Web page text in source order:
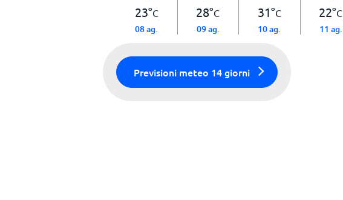
23°C
08 ag.
28°C
09 ag.
31°C
10 ag.
22°C
11 ag.
Previsioni meteo 14 giorni